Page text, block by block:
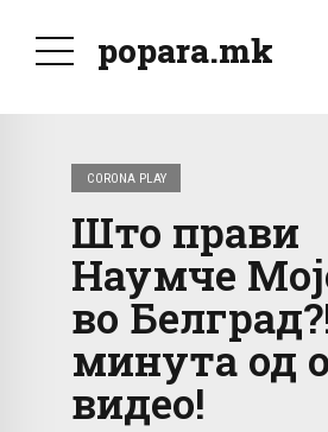
popara.mk
CORONA PLAY
Што прави
Наумче
во
минута од
видео!